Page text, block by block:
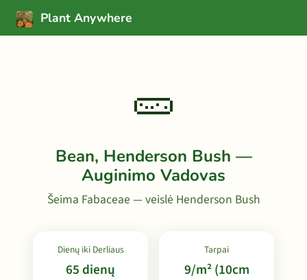
Plant Anywhere
🥒
Bean, Henderson Bush —
Auginimo Vadovas
Šeima Fabaceae — veislė Henderson Bush
Dienų iki Derliaus
65 dienų
Tarpai
9/m² (10cm